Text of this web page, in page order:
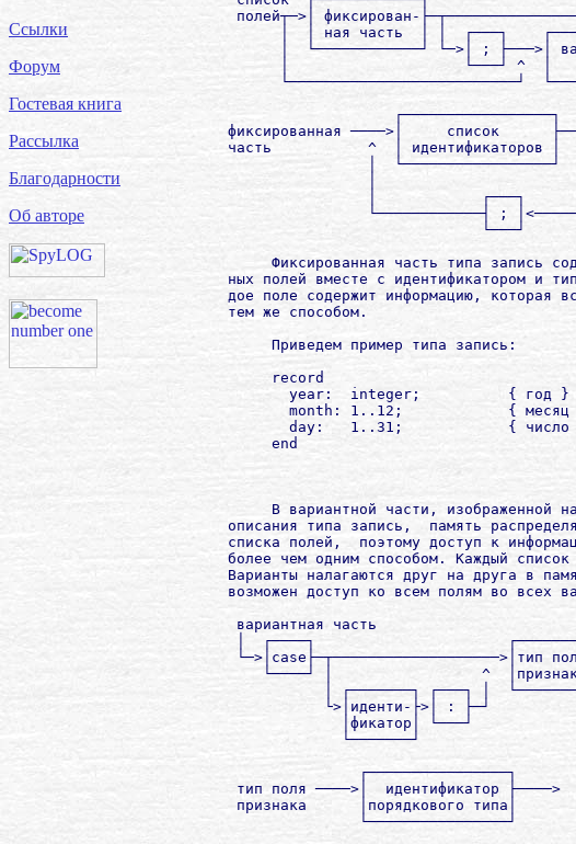
Ссылки
Форум
Гостевая книга
Рассылка
Благодарности
Об авторе
полей┬─>│ фиксирован-
│  │ ная часть  │ │  ┌───┐
│  └────────────┘ └─>│ ; ├───>│
│                    └───┘ ^  │
└──────────────────────────┘
┌─────────────────┐
фиксированная ────>│     список
часть           ^  │ идентификаторов │
│  └─────────────────┘
│            ┌───┐
└────────────┤ ;
                                     └───┘
Фиксированная часть типа запись
ных полей вместе с идентификатором и
дое поле содержит информацию, которая
        тем же способом.
             Приведем пример типа запись:
             record
               year:  integer;          { год }
month: 1..12;            { месяц
day:   1..31;            { число
             end
В вариантной части, изображенной
описания типа запись,  память
списка полей,  поэтому доступ к
более чем одним способом. Каждый список
Варианты налагаются друг на друга в
возможен доступ ко всем полям во всех
         вариантная часть
│  ┌────┐
└─>│case├─┬───────────────────>│тип
└────┘ │                 ^
│ ┌───────┐ ┌───┐ │
└>│иденти-├>│ : ├─┘
│фикатор│ └───┘
                     └───────┘
                       ┌────────────────┐
         тип поля ────>│  идентификатор ├────>
         признака      │порядкового типа│
                       └────────────────┘